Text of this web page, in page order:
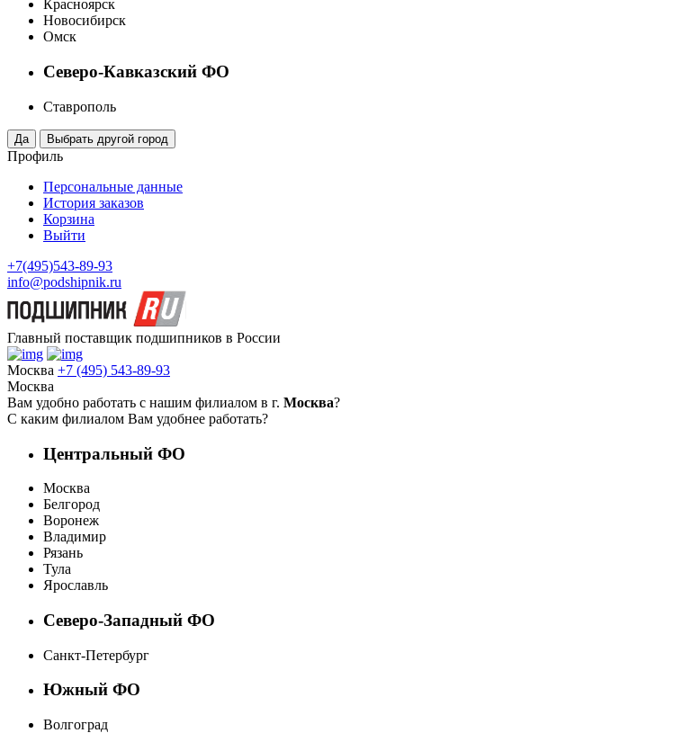
Красноярск
Новосибирск
Омск
Северо-Кавказский ФО
Ставрополь
Профиль
Персональные данные
История заказов
Корзина
Выйти
+7(495)543-89-93
info@podshipnik.ru
Главный поставщик подшипников в России
Москва +7 (495) 543-89-93
Москва
Вам удобно работать с нашим филиалом в г. Москва?
С каким филиалом Вам удобнее работать?
Центральный ФО
Москва
Белгород
Воронеж
Владимир
Рязань
Тула
Ярославль
Северо-Западный ФО
Санкт-Петербург
Южный ФО
Волгоград